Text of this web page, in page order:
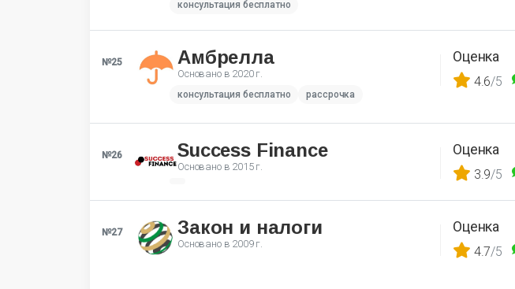
консультация бесплатно
№25 Амбрелла
Основано в 2020 г.
консультация бесплатно рассрочка
Оценка
4.6/5
№26 Success Finance
Основано в 2015 г.
Оценка
3.9/5
№27 Закон и налоги
Основано в 2009 г.
Оценка
4.7/5